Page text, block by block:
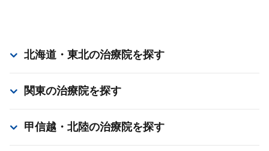
北海道・東北の治療院を探す
関東の治療院を探す
甲信越・北陸の治療院を探す